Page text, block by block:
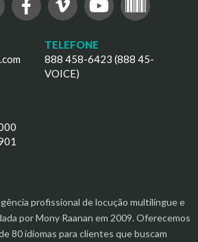
TELEFONE
888 458-6423 (888 45-
VOICE)
profissional de locução multilíngue e
por Mony Raanan em 2009. Oferecemos
80 idiomas para clientes que buscam